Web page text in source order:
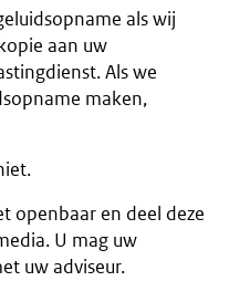
als wij
aan uw
Als we
maken,
openbaar en deel deze
U mag uw
uw adviseur.